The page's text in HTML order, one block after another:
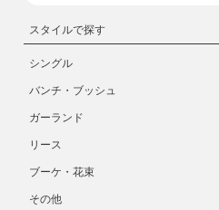
スタイルで探す
シングル
バンチ・ブッシュ
ガーランド
リース
ブーケ・花束
その他